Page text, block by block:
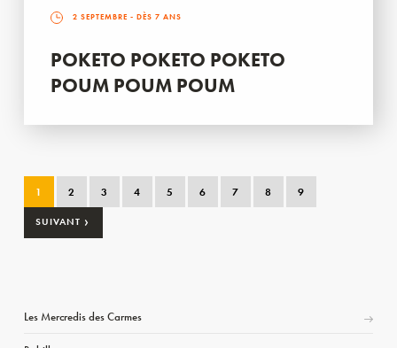
2 SEPTEMBRE - DÈS 7 ANS
POKETO POKETO POKETO
POUM POUM POUM
1 2 3 4 5 6 7 8 9
SUIVANT ›
Les Mercredis des Carmes